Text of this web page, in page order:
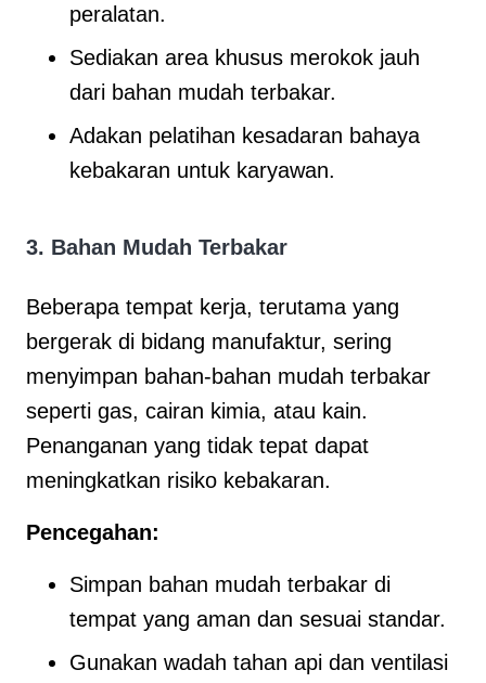
peralatan.
Sediakan area khusus merokok jauh
dari bahan mudah terbakar.
Adakan pelatihan kesadaran bahaya
kebakaran untuk karyawan.
3. Bahan Mudah Terbakar
Beberapa tempat kerja, terutama yang
bergerak di bidang manufaktur, sering
menyimpan bahan-bahan mudah terbakar
seperti gas, cairan kimia, atau kain.
Penanganan yang tidak tepat dapat
meningkatkan risiko kebakaran.
Pencegahan:
Simpan bahan mudah terbakar di
tempat yang aman dan sesuai standar.
Gunakan wadah tahan api dan ventilasi